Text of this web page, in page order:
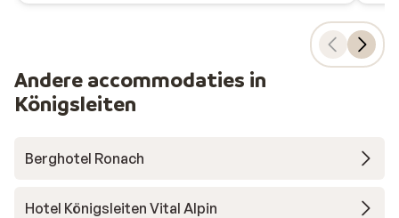
Andere accommodaties in
Königsleiten
Berghotel Ronach
Hotel Königsleiten Vital Alpin